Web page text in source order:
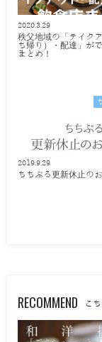
2020.3.29
秩父地域の「テイク
ち帰り）・配達」が
まとめ！
2019.9.29
ちちぶる更新休止の
RECOMMEND こ